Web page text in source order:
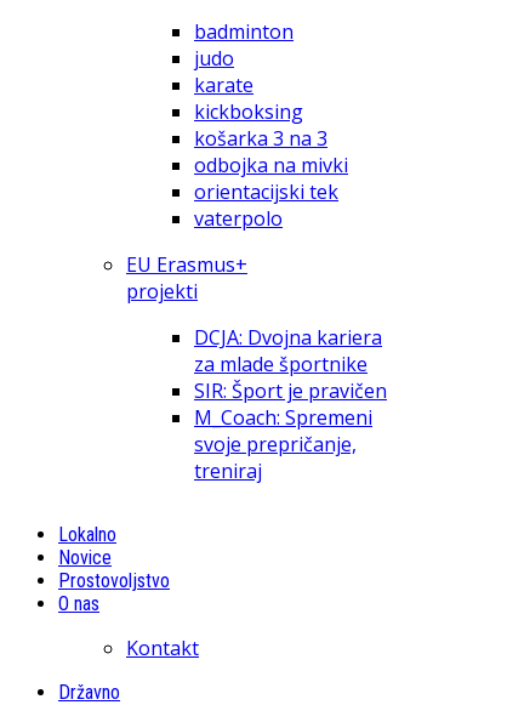
badminton
judo
karate
kickboksing
košarka 3 na 3
odbojka na mivki
orientacijski tek
vaterpolo
EU Erasmus+
projekti
DCJA: Dvojna kariera
za mlade športnike
SIR: Šport je pravičen
M_Coach: Spremeni
svoje prepričanje,
treniraj
Lokalno
Novice
Prostovoljstvo
O nas
Kontakt
Državno